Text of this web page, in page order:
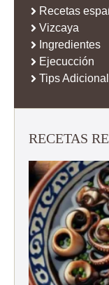
Recetas
Vizcaya
Ingredientes
Ejecucción
Tips
RECETAS